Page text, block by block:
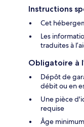
Instructions
Cet
Les
traduites à
Obligatoire à
Dépôt de
débit ou en
Une pièce
requise
Âge